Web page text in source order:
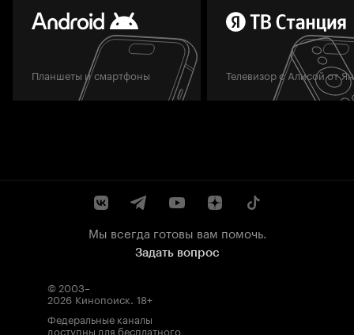
Планшеты и смартфоны Телевизор с Алисой от
Мы всегда готовы вам помочь.
Задать вопрос
© 2003–
2026 Кинопоиск 18+
Федеральные каналы
доступны для бесплатного